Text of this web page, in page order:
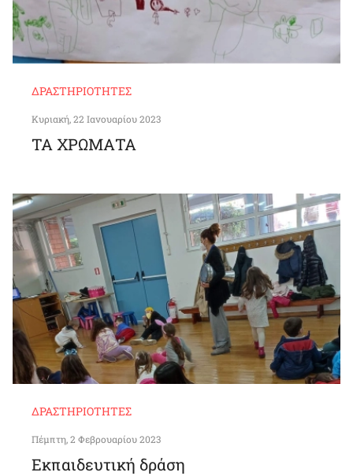
ΔΡΑΣΤΗΡΙΌΤΗΤΕΣ
Κυριακή, 22 Ιανουαρίου 2023
ΤΑ ΧΡΩΜΑΤΑ
ΔΡΑΣΤΗΡΙΌΤΗΤΕΣ
Πέμπτη, 2 Φεβρουαρίου 2023
Εκπαιδευτική δράση